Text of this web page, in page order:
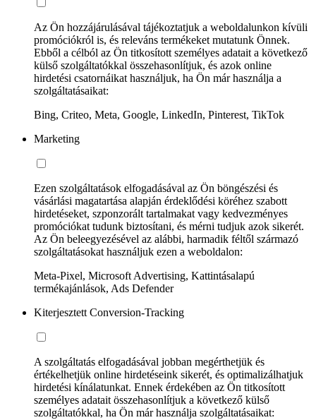
Az Ön hozzájárulásával tájékoztatjuk a weboldalunkon kívüli
promóciókról is, és releváns termékeket mutatunk Önnek.
Ebből a célból az Ön titkosított személyes adatait a következő
külső szolgáltatókkal összehasonlítjuk, és azok online
hirdetési csatornáikat használjuk, ha Ön már használja a
szolgáltatásaikat:
Bing, Criteo, Meta, Google, LinkedIn, Pinterest, TikTok
Marketing
Ezen szolgáltatások elfogadásával az Ön böngészési és
vásárlási magatartása alapján érdeklődési köréhez szabott
hirdetéseket, szponzorált tartalmakat vagy kedvezményes
promóciókat tudunk biztosítani, és mérni tudjuk azok sikerét.
Az Ön beleegyezésével az alábbi, harmadik féltől származó
szolgáltatásokat használjuk ezen a weboldalon:
Meta-Pixel, Microsoft Advertising, Kattintásalapú
termékajánlások, Ads Defender
Kiterjesztett Conversion-Tracking
A szolgáltatás elfogadásával jobban megérthetjük és
értékelhetjük online hirdetéseink sikerét, és optimalizálhatjuk
hirdetési kínálatunkat. Ennek érdekében az Ön titkosított
személyes adatait összehasonlítjuk a következő külső
szolgáltatókkal, ha Ön már használja szolgáltatásaikat: